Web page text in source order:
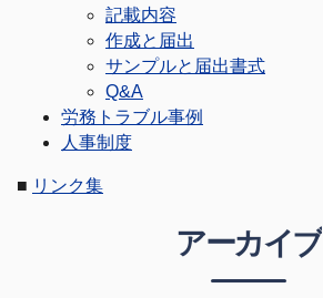
記載内容
作成と届出
サンプルと届出書式
Q&A
労務トラブル事例
人事制度
■ リンク集
アーカイブ